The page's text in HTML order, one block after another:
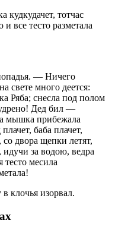
кудкудачет, тотчас
все тесто разметала
— Ничего
свете много деется:
Ряба; снесла под полом
Дед бил —
мышка прибежала
баба плачет,
со двора щепки летят,
за водою, ведра
месила
клочья изорвал.